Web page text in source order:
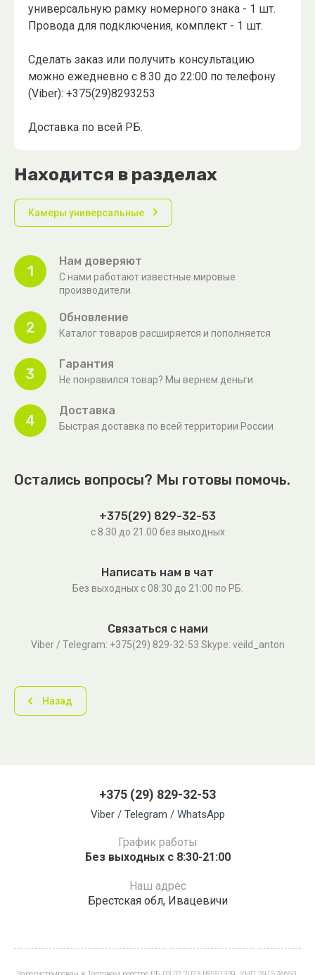
универсальную рамку номерного знака - 1 шт.
Провода для подключения, комплект - 1 шт.
Сделать заказ или получить консультацию
можно ежедневно с 8.30 до 22:00 по телефону
(Viber): +375(29)8293253
Доставка по всей РБ.
Находится в разделах
Камеры универсальные
1
Нам доверяют
С нами работают известные мировые
производители
2
Обновление
Каталог товаров расширяется и пополняется
3
Гарантия
Не понравился товар? Мы вернем деньги
4
Доставка
Быстрая доставка по всей территории России
Остались вопросы? Мы готовы помочь.
+375(29) 829-32-53
с 8.30 до 21.00 без выходных
Написать нам в чат
Без выходных c 08:30 до 21:00 по РБ.
Связаться с нами
Viber / Telegram: +375(29) 829-32-53 Skype: veild_anton
Назад
+375 (29) 829-32-53
Viber / Telegram / WhatsApp
График работы
Без выходных с 8:30-21:00
Наш адрес
Брестская обл, Ивацевичи